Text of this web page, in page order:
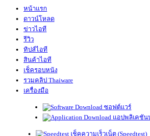
หน้าแรก
ดาวน์โหลด
ข่าวไอที
รีวิว
ทิปส์ไอที
สินค้าไอที
เช็ครอบหนัง
รวมคลิป Thaiware
เครื่องมือ
ซอฟต์แวร์
แอปพลิเคชั
เช็คความเร็วเน็ต (Speedtest)